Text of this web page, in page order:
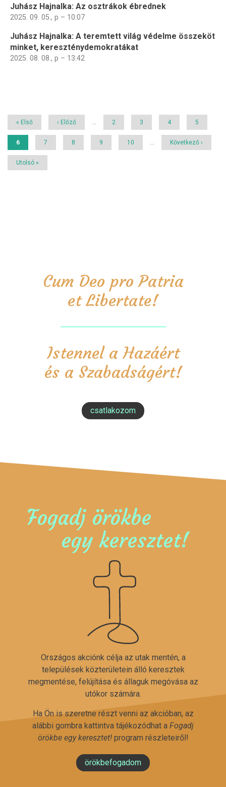
Juhász Hajnalka: Az osztrákok ébrednek
2025. 09. 05., p – 10:07
Juhász Hajnalka: A teremtett világ védelme összeköt
minket, kereszténydemokratákat
2025. 08. 08., p – 13:42
Első
« Első
Előző
‹ Előző Page
2 Page
3 Page
4 Page
5
Jelenlegi
6 Page
7 Page
8 Page
9 Page
10
Következő
Következő ›
Utolsó
Utolsó »
Cum Deo pro Patria
et Libertate!
Istennel a Hazáért
és a Szabadságért!
csatlakozom
Fogadj örökbe
egy keresztet!
Országos akciónk célja az utak mentén, a
települések közterületein álló keresztek
megmentése, felújítása és állaguk megóvása az
utókor számára.
Ha Ön is szeretne részt venni az akcióban, az
alábbi gombra kattintva tájékozódhat a Fogadj
örökbe egy keresztet!program részleteiről!
örökbefogadom